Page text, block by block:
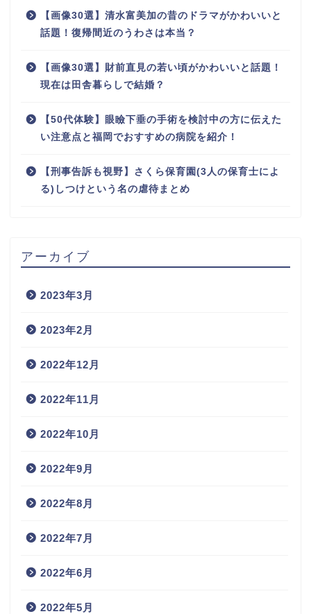
【画像30選】清水富美加の昔のドラマがかわいいと
話題！復帰間近のうわさは本当？
【画像30選】財前直見の若い頃がかわいいと話題！
現在は田舎暮らしで結婚？
【50代体験】眼瞼下垂の手術を検討中の方に伝えた
い注意点と福岡でおすすめの病院を紹介！
【刑事告訴も視野】さくら保育園(3人の保育士によ
る)しつけという名の虐待まとめ
アーカイブ
2023年3月
2023年2月
2022年12月
2022年11月
2022年10月
2022年9月
2022年8月
2022年7月
2022年6月
2022年5月